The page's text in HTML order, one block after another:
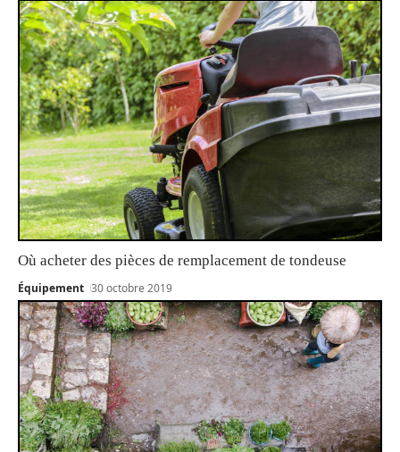
Où acheter des pièces de remplacement de tondeuse
Équipement 30 octobre 2019